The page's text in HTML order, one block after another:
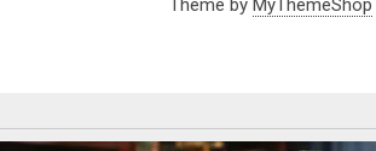
Theme by MyThemeShop